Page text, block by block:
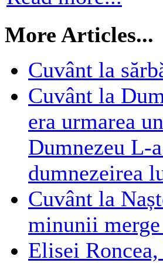
More Articles...
Cuvânt la
Cuvânt la
era urmarea
Dumnezeu L-
dumnezeirea
Cuvânt la
minunii
Elisei